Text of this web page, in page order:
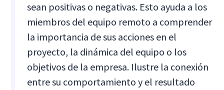
sean positivas o negativas. Esto ayuda a los
miembros del equipo remoto a comprender
la importancia de sus acciones en el
proyecto, la dinámica del equipo o los
objetivos de la empresa. Ilustre la conexión
entre su comportamiento y el resultado